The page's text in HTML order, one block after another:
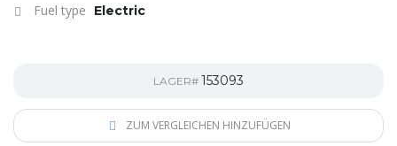
Fuel type Electric
LAGER# 153093
ZUM VERGLEICHEN HINZUFÜGEN